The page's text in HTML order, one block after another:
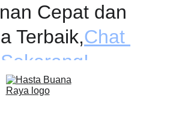
Cepat dan
Terbaik,Chat
Sekarang!